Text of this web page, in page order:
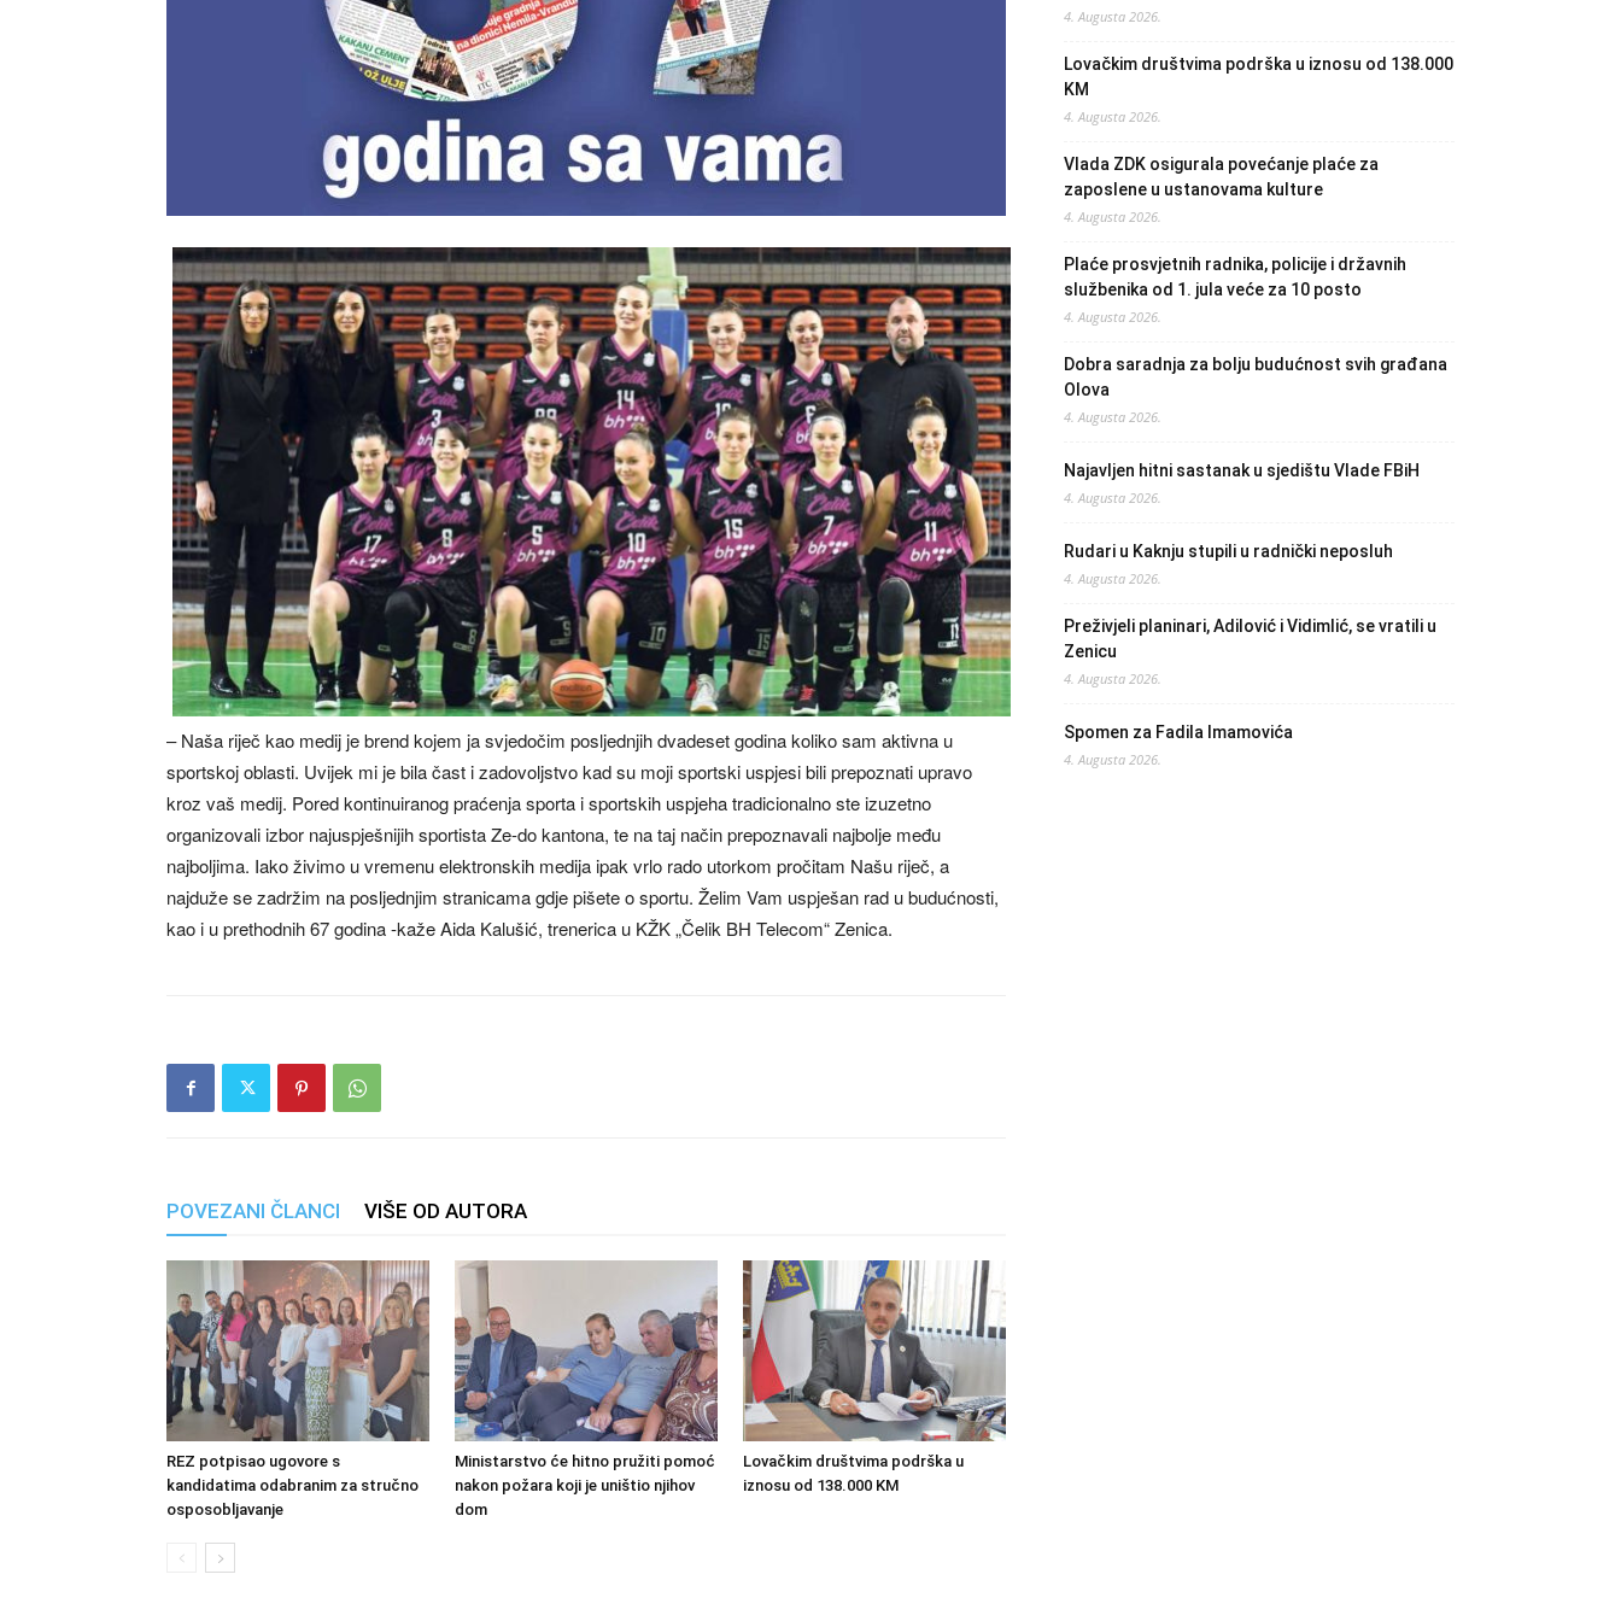
– Naša riječ kao medij je brend kojem ja svjedočim posljednjih dvadeset godina koliko sam aktivna u
sportskoj oblasti. Uvijek mi je bila čast i zadovoljstvo kad su moji sportski uspjesi bili prepoznati upravo
kroz vaš medij. Pored kontinuiranog praćenja sporta i sportskih uspjeha tradicionalno ste izuzetno
organizovali izbor najuspješnijih sportista Ze-do kantona, te na taj način prepoznavali najbolje među
najboljima. Iako živimo u vremenu elektronskih medija ipak vrlo rado utorkom pročitam Našu riječ, a
najduže se zadržim na posljednjim stranicama gdje pišete o sportu. Želim Vam uspješan rad u budućnosti,
kao i u prethodnih 67 godina -kaže Aida Kalušić, trenerica u KŽK „Čelik BH Telecom“ Zenica.
POVEZANI ČLANCI VIŠE OD AUTORA
REZ potpisao ugovore s
kandidatima odabranim za stručno
osposobljavanje
Ministarstvo će hitno pružiti pomoć
nakon požara koji je uništio njihov
dom
Lovačkim društvima podrška u
iznosu od 138.000 KM
4. Augusta 2026.
Lovačkim društvima podrška u iznosu od 138.000
KM
4. Augusta 2026.
Vlada ZDK osigurala povećanje plaće za
zaposlene u ustanovama kulture
4. Augusta 2026.
Plaće prosvjetnih radnika, policije i državnih
službenika od 1. jula veće za 10 posto
4. Augusta 2026.
Dobra saradnja za bolju budućnost svih građana
Olova
4. Augusta 2026.
Najavljen hitni sastanak u sjedištu Vlade FBiH
4. Augusta 2026.
Rudari u Kaknju stupili u radnički neposluh
4. Augusta 2026.
Preživjeli planinari, Adilović i Vidimlić, se vratili u
Zenicu
4. Augusta 2026.
Spomen za Fadila Imamovića
4. Augusta 2026.